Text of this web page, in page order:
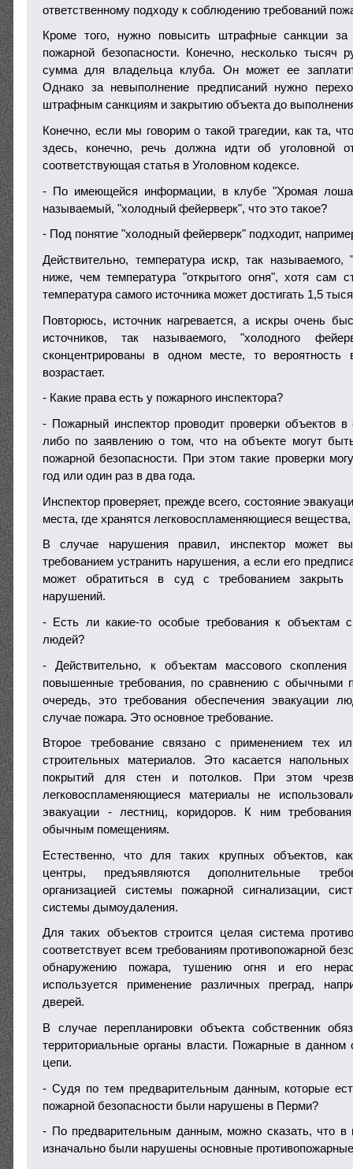
ответственному подходу к соблюдению требований
Кроме того, нужно повысить штрафные санкции за
пожарной безопасности. Конечно, несколько тысяч
сумма для владельца клуба. Он может ее
Однако за невыполнение предписаний нужно
штрафным санкциям и закрытию объекта до
Конечно, если мы говорим о такой трагедии, как та,
здесь, конечно, речь должна идти об уголовной
соответствующая статья в Уголовном кодексе.
- По имеющейся информации, в клубе "Хромая
называемый, "холодный фейерверк", что это такое?
- Под понятие "холодный фейерверк" подходит,
Действительно, температура искр, так называемого,
ниже, чем температура "открытого огня", хотя сам
температура самого источника может достигать 1,5
Повторюсь, источник нагревается, а искры очень
источников, так называемого, "холодного
сконцентрированы в одном месте, то вероятность
возрастает.
- Какие права есть у пожарного инспектора?
- Пожарный инспектор проводит проверки объектов в
либо по заявлению о том, что на объекте могут
пожарной безопасности. При этом такие проверки
год или один раз в два года.
Инспектор проверяет, прежде всего, состояние
места, где хранятся легковоспламеняющиеся
В случае нарушения правил, инспектор может
требованием устранить нарушения, а если его
может обратиться в суд с требованием закрыть
нарушений.
- Есть ли какие-то особые требования к объектам
людей?
- Действительно, к объектам массового
повышенные требования, по сравнению с обычными
очередь, это требования обеспечения эвакуации
случае пожара. Это основное требование.
Второе требование связано с применением тех
строительных материалов. Это касается
покрытий для стен и потолков. При этом
легковоспламеняющиеся материалы не
эвакуации - лестниц, коридоров. К ним
обычным помещениям.
Естественно, что для таких крупных объектов,
центры, предъявляются дополнительные
организацией системы пожарной сигнализации,
системы дымоудаления.
Для таких объектов строится целая система
соответствует всем требованиям противопожарной
обнаружению пожара, тушению огня и его
используется применение различных преград,
дверей.
В случае перепланировки объекта собственник
территориальные органы власти. Пожарные в
цепи.
- Судя по тем предварительным данным, которые
пожарной безопасности были нарушены в Перми?
- По предварительным данным, можно сказать, что в
изначально были нарушены основные